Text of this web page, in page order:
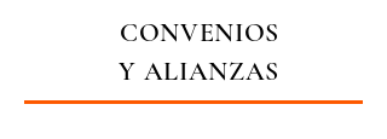
CONVENIOS
Y ALIANZAS